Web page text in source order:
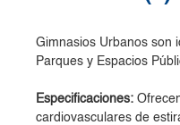
Gimnasios Urbanos son
Parques y Espacios
Especificaciones:
cardiovasculares de